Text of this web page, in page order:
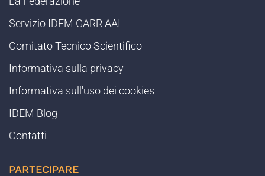
Servizio IDEM GARR AAI
Comitato Tecnico Scientifico
Informativa sulla privacy
Informativa sull'uso dei cookies
IDEM Blog
Contatti
PARTECIPARE